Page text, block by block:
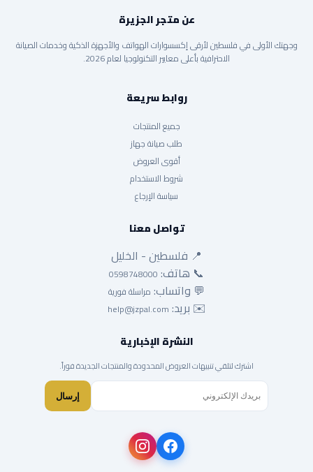
عن متجر الجزيرة
وجهتك الأولى في فلسطين لأرقى إكسسوارات الهواتف والأجهزة الذكية وخدمات الصيانة
الاحترافية بأعلى معايير التكنولوجيا لعام 2026.
روابط سريعة
جميع المنتجات
طلب صيانة جهاز
أقوى العروض
شروط الاستخدام
سياسة الإرجاع
تواصل معنا
📍 فلسطين - الخليل
📞 هاتف: 0598748000
💬 واتساب: مراسلة فورية
✉️ بريد: help@jzpal.com
النشرة الإخبارية
اشترك لتلقي تنبيهات العروض المحدودة والمنتجات الجديدة فوراً.
إرسال